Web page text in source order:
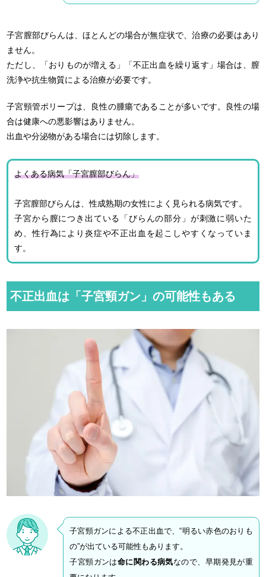
子宮膣部びらんは、ほとんどの場合が無症状で、治療の必要はあり
ません。
ただし、「おりものが増える」「不正出血を繰り返す」場合は、膣
洗浄や抗生物質による治療が必要です。
子宮頸管ポリープは、良性の腫瘍であることが多いです。良性の場
合は健康への悪影響はありません。
出血や分泌物がある場合には切除します。
よくある病気「子宮膣部びらん」
子宮膣部びらんは、性成熟期の女性によく見られる病気です。
子宮から膣につき出ている「びらんの部分」が刺激に弱いた
め、性行為により炎症や不正出血を起こしやすくなっていま
す。
不正出血は「子宮頸ガン」の可能性もある
子宮頸ガンによる不正出血で、“明るい赤色のおりも
の”が出ている可能性もあります。
子宮頸ガンは命に関わる病気なので、早期発見が重